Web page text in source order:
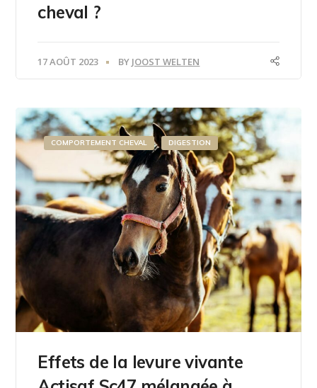
cheval ?
17 AOÛT 2023 BY JOOST WELTEN
COMPORTEMENT CHEVAL DIGESTION
Effets de la levure vivante